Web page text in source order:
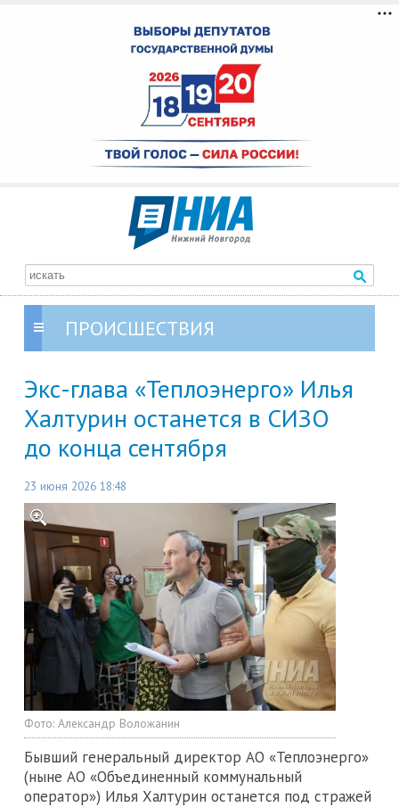
ПРОИСШЕСТВИЯ
Экс-глава «Теплоэнерго» Илья
Халтурин останется в СИЗО
до конца сентября
23 июня 2026 18:48
Фото: Александр Воложанин
Бывший генеральный директор АО «Теплоэнерго»
(ныне АО «Объединенный коммунальный
оператор») Илья Халтурин останется под стражей